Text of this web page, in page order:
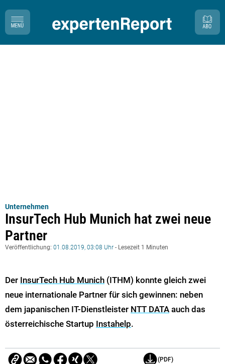
Unternehmen
InsurTech Hub Munich hat zwei neue
Partner
Veröffentlichung: 01.08.2019, 03:08 Uhr - Lesezeit 1 Minuten
Der InsurTech Hub Munich (ITHM) konnte gleich zwei
neue internationale Partner für sich gewinnen: neben
dem japanischen IT-Dienstleister NTT DATA auch das
österreichische Startup Instahelp.
(PDF)